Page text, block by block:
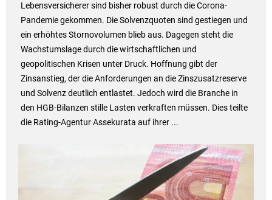
Lebensversicherer sind bisher robust durch die Corona-
Pandemie gekommen. Die Solvenzquoten sind gestiegen und
ein erhöhtes Stornovolumen blieb aus. Dagegen steht die
Wachstumslage durch die wirtschaftlichen und
geopolitischen Krisen unter Druck. Hoffnung gibt der
Zinsanstieg, der die Anforderungen an die Zinszusatzreserve
und Solvenz deutlich entlastet. Jedoch wird die Branche in
den HGB-Bilanzen stille Lasten verkraften müssen. Dies teilte
die Rating-Agentur Assekurata auf ihrer ...